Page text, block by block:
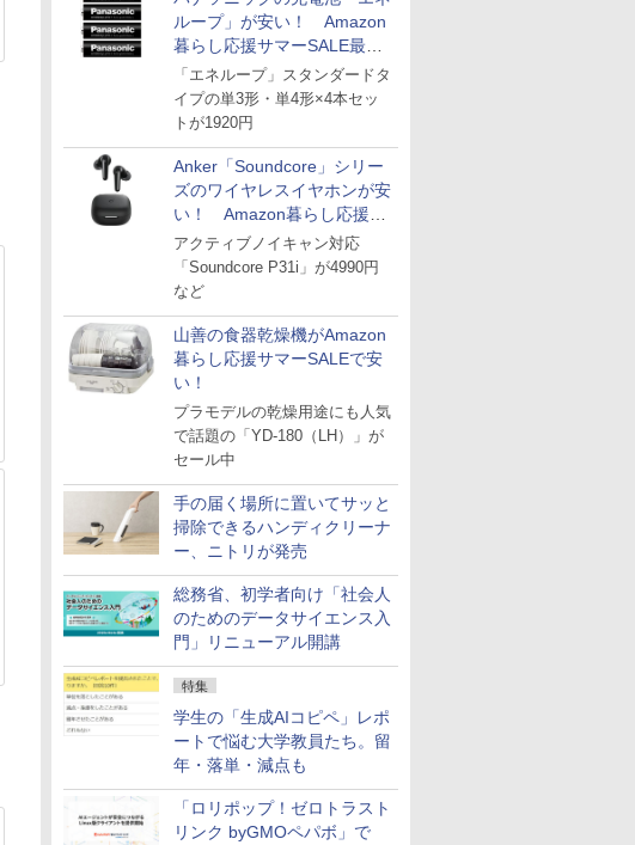
ループ」が安い！ Amazon
暮らし応援サマーSALE最終
日
「エネループ」スタンダードタ
イプの単3形・単4形×4本セッ
トが1920円
Anker「Soundcore」シリー
ズのワイヤレスイヤホンが安
い！ Amazon暮らし応援サ
マーSALE
アクティブノイキャン対応
「Soundcore P31i」が4990円
など
山善の食器乾燥機がAmazon
暮らし応援サマーSALEで安
い！
プラモデルの乾燥用途にも人気
で話題の「YD-180（LH）」が
セール中
手の届く場所に置いてサッと
掃除できるハンディクリーナ
ー、ニトリが発売
総務省、初学者向け「社会人
のためのデータサイエンス入
門」リニューアル開講
特集
学生の「生成AIコピペ」レポ
ートで悩む大学教員たち。留
年・落単・減点も
「ロリポップ！ゼロトラスト
リンク byGMOペパボ」で